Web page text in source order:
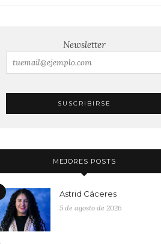
Newsletter
MEJORES POSTS
Astrid Cáceres
5 de agosto de 2026